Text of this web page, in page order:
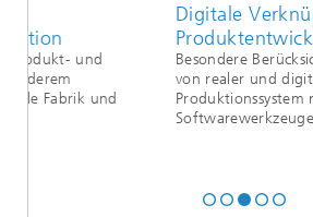
Digitale Verknüpfung von
Produktentwicklung und
Besondere Berücksichtigung
von realer und digitaler Welt,
Produktionssystem mit ihren
Softwarewerkzeugen.